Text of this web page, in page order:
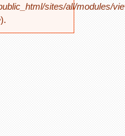
sites/all/modules/
).